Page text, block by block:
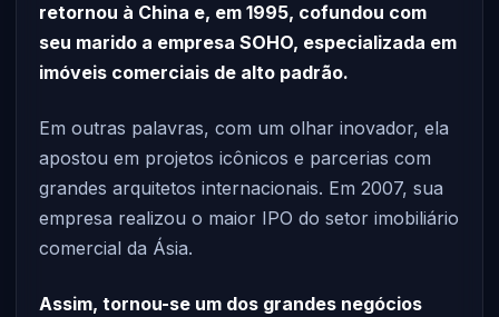
retornou à China e, em 1995, cofundou com
seu marido a empresa SOHO, especializada em
imóveis comerciais de alto padrão.
Em outras palavras, com um olhar inovador, ela
apostou em projetos icônicos e parcerias com
grandes arquitetos internacionais. Em 2007, sua
empresa realizou o maior IPO do setor imobiliário
comercial da Ásia.
Assim, tornou-se um dos grandes negócios